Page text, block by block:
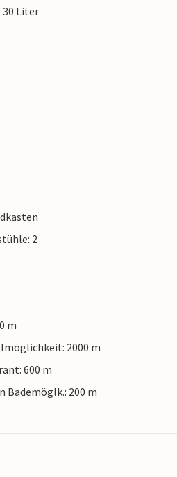
30 Liter
2
m
2000 m
600 m
Bademöglk.: 200 m